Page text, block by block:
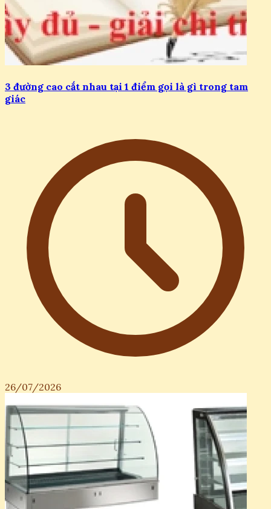
3 đường cao cắt nhau tại 1 điểm gọi là gì trong tam
giác
26/07/2026